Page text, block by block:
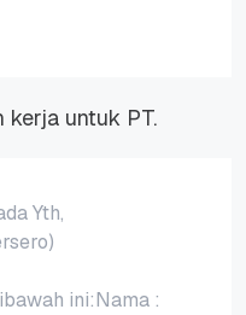
kerja untuk PT.
Yth,
ini:Nama :